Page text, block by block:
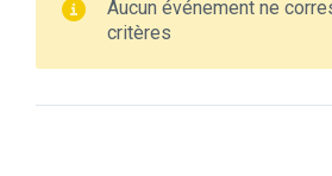
Aucun événement ne
critères